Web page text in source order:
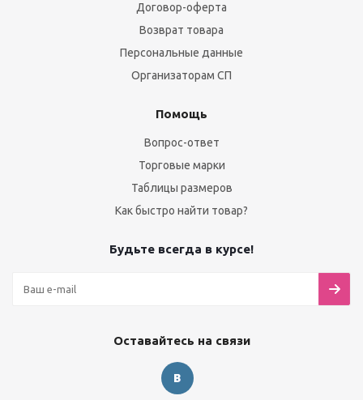
Договор-оферта
Возврат товара
Персональные данные
Организаторам СП
Помощь
Вопрос-ответ
Торговые марки
Таблицы размеров
Как быстро найти товар?
Будьте всегда в курсе!
Оставайтесь на связи